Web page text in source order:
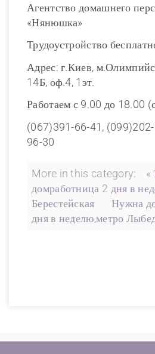
Агентство домашнего
«Нянюшка»
Трудоустройство
Адрес: г.Киев,
14Б, оф.4, 1эт.
Работаем с 9.00 до 18.00
(067)391-66-41,
96-30
More in this category:
«
домработница 2 дня в
Берестейская
Нужна
дня в неделю,метро